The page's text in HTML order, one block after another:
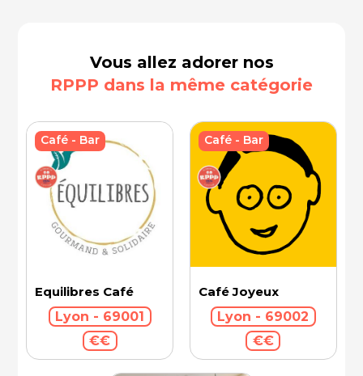
Vous allez adorer nos
RPPP dans la même catégorie
Equilibres Café
Lyon - 69001
€€
Café - Bar
Café Joyeux
Lyon - 69002
€€
Café - Bar